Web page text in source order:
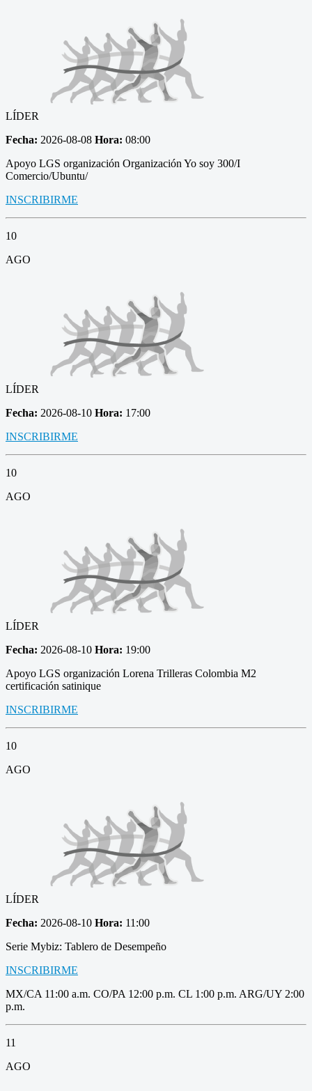
LÍDER
Fecha: 2026-08-08 Hora: 08:00
Apoyo LGS organización Organización Yo soy 300/I
Comercio/Ubuntu/
INSCRIBIRME
10
AGO
LÍDER
Fecha: 2026-08-10 Hora: 17:00
INSCRIBIRME
10
AGO
LÍDER
Fecha: 2026-08-10 Hora: 19:00
Apoyo LGS organización Lorena Trilleras Colombia M2
certificación satinique
INSCRIBIRME
10
AGO
LÍDER
Fecha: 2026-08-10 Hora: 11:00
Serie Mybiz: Tablero de Desempeño
INSCRIBIRME
MX/CA 11:00 a.m. CO/PA 12:00 p.m. CL 1:00 p.m. ARG/UY 2:00
p.m.
11
AGO